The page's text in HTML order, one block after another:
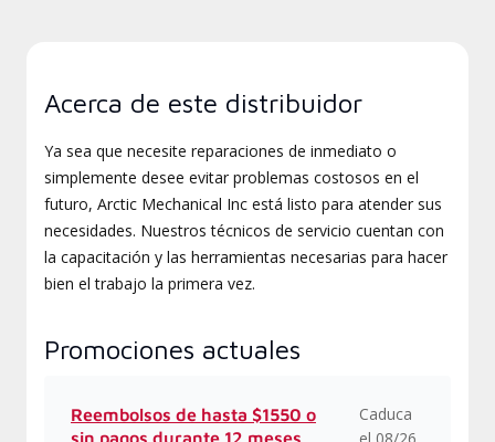
Acerca de este distribuidor
Ya sea que necesite reparaciones de inmediato o
simplemente desee evitar problemas costosos en el
futuro, Arctic Mechanical Inc está listo para atender sus
necesidades. Nuestros técnicos de servicio cuentan con
la capacitación y las herramientas necesarias para hacer
bien el trabajo la primera vez.
Promociones actuales
Reembolsos de hasta $1550 o
sin pagos durante 12 meses
Caduca